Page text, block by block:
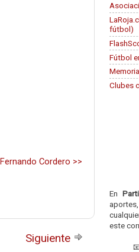
Fernando Cordero >>
Siguiente
fútbol)
Fútbol
Clubes
En
este